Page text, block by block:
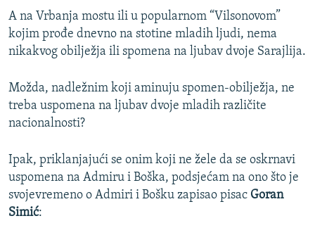
A na Vrbanja mostu ili u popularnom “Vilsonovom”
kojim prođe dnevno na stotine mladih ljudi, nema
nikakvog obilježja ili spomena na ljubav dvoje Sarajlija.
Možda, nadležnim koji aminuju spomen-obilježja, ne
treba uspomena na ljubav dvoje mladih različite
nacionalnosti?
Ipak, priklanjajući se onim koji ne žele da se oskrnavi
uspomena na Admiru i Boška, podsjećam na ono što je
svojevremeno o Admiri i Bošku zapisao pisac Goran
Simić: